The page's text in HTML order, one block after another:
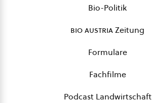
Bio-Politik
bio austriaZeitung
Formulare
Fachfilme
Podcast Landwirtschaft